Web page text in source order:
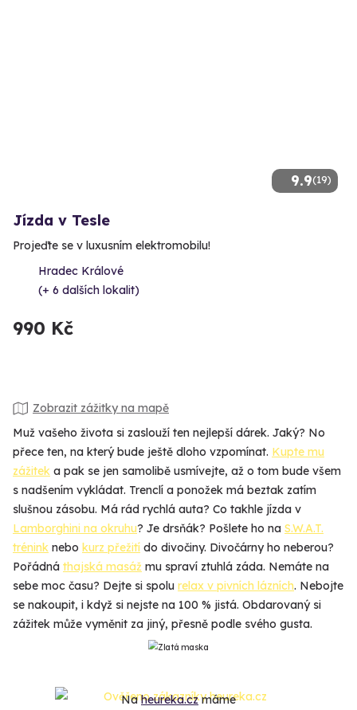
9.9(19)
Jízda v Tesle
Projeďte se v luxusním elektromobilu!
Hradec Králové
(+ 6 dalších lokalit)
990 Kč
Zobrazit zážitky na mapě
Muž vašeho života si zaslouží ten nejlepší dárek. Jaký? No
přece ten, na který bude ještě dloho vzpomínat. Kupte mu
zážitek a pak se jen samolibě usmívejte, až o tom bude všem
s nadšením vykládat. Trenclí a ponožek má beztak zatím
slušnou zásobu. Má rád rychlá auta? Co takhle jízda v
Lamborghini na okruhu? Je drsňák? Pošlete ho na S.W.A.T.
trénink nebo kurz přežití do divočiny. Divočárny ho neberou?
Pořádná thajská masáž mu spraví ztuhlá záda. Nemáte na
sebe moc času? Dejte si spolu relax v pivních lázních. Nebojte
se nakoupit, i když si nejste na 100 % jistá. Obdarovaný si
zážitek může vyměnit za jiný, přesně podle svého gusta.
Naheureka.czmáme